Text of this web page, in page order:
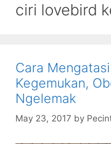
ciri lovebird
Cara
Kegemukan,
Ngelemak
May 23, 2017 by